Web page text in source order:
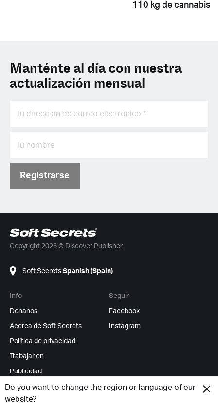
Do you want to change the region or language of our
website?
110 kg de cannabis
Manténte al día con nuestra
actualización mensual
Registrarse
Copyright 2026 © Discover Publisher
Soft Secrets Spanish (Spain)
Info
Donanos
Acerca de Soft Secrets
Política de privacidad
Trabajar en
Publicidad
Feed RSS
Cambiar cookies
Seguir
Facebook
Instagram